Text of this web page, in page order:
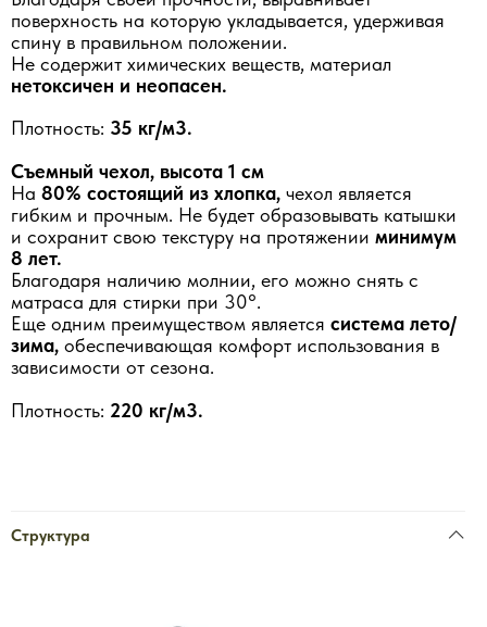
поверхность на которую укладывается, удерживая
спину в правильном положении.
Не содержит химических веществ, материал
нетоксичен и неопасен.
Плотность: 35 кг/м3.
Съемный чехол, высота 1 см
На 80% состоящий из хлопка, чехол является
гибким и прочным. Не будет образовывать катышки
и сохранит свою текстуру на протяжении минимум
8 лет.
Благодаря наличию молнии, его можно снять с
матраса для стирки при 30°.
Еще одним преимуществом является система лето/
зима, обеспечивающая комфорт использования в
зависимости от сезона.
Плотность: 220 кг/м3.
Структура